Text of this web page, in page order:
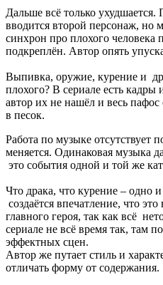
Дальше всё только ухудшается.
вводится второй персонаж,
синхрон про плохого человека
подкреплён. Автор опять
Выпивка, оружие, курение и
плохого? В сериале есть
автор их не нашёл и весь
в песок.
Работа по музыке отсутствует
меняется. Одинаковая музыка
это события одной и той же
Что драка, что курение – одно
создаётся впечатление, что
главного героя, так как всё
сериале не всё время так, там
эффектных сцен.
Автор же путает стиль и
отличать форму от содержания.